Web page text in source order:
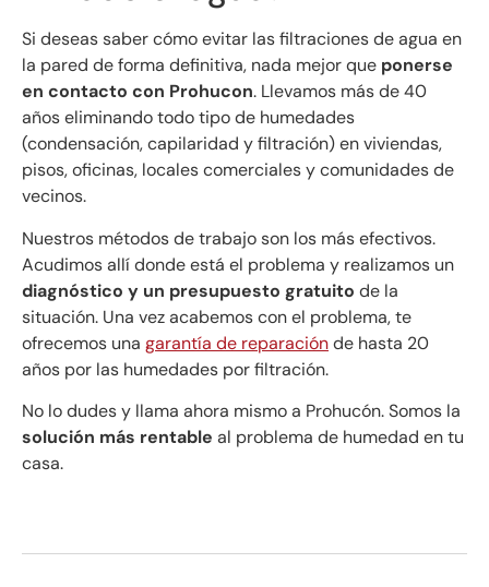
Si deseas saber cómo evitar las filtraciones de agua en
la pared de forma definitiva, nada mejor que ponerse
en contacto con Prohucon. Llevamos más de 40
años eliminando todo tipo de humedades
(condensación, capilaridad y filtración) en viviendas,
pisos, oficinas, locales comerciales y comunidades de
vecinos.
Nuestros métodos de trabajo son los más efectivos.
Acudimos allí donde está el problema y realizamos un
diagnóstico y un presupuesto gratuito de la
situación. Una vez acabemos con el problema, te
ofrecemos una garantía de reparaciónde hasta 20
años por las humedades por filtración.
No lo dudes y llama ahora mismo a Prohucón. Somos la
solución más rentable al problema de humedad en tu
casa.